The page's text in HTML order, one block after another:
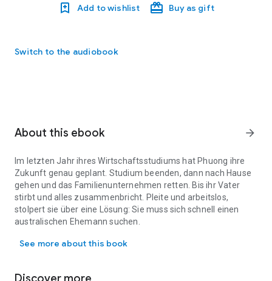
Add to wishlist Buy as gift
Switch to the audiobook
About this ebook arrow_forward
Im letzten Jahr ihres Wirtschaftsstudiums hat Phuong ihre
Zukunft genau geplant. Studium beenden, dann nach Hause
gehen und das Familienunternehmen retten. Bis ihr Vater
stirbt und alles zusammenbricht. Pleite und arbeitslos,
stolpert sie über eine Lösung: Sie muss sich schnell einen
australischen Ehemann suchen.
Ihre Ehe wird ein reines Geschäft sein. Aber als sie ihren
See more about this book